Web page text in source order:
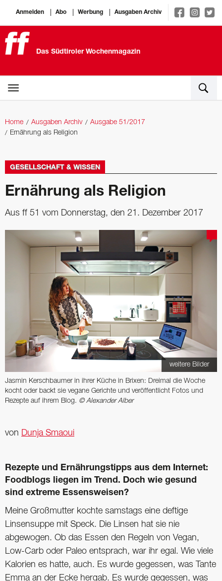
Anmelden Abo Werbung Ausgaben Archiv
Das Südtiroler Wochenmagazin
Home Ausgaben Archiv
Ausgabe 51/2017
Ernährung als Religion
GESELLSCHAFT & WISSEN
Ernährung als Religion
Aus ff 51 vom Donnerstag, den 21. Dezember 2017
weitere Bilder
Jasmin Kerschbaumer in ihrer Küche in Brixen: Dreimal die Woche
kocht oder backt sie vegane Gerichte und veröffentlicht Fotos und
Rezepte auf ihrem Blog. © Alexander Alber
von Dunja Smaoui
Rezepte und Ernährungstipps aus dem Internet:
Foodblogs liegen im Trend. Doch wie gesund
sind extreme Essensweisen?
Meine Großmutter kochte samstags eine deftige
Linsensuppe mit Speck. Die Linsen hat sie nie
abgewogen. Ob das Essen den Regeln von Vegan,
Low-Carb oder Paleo entsprach, war ihr egal. Wie viele
Kalorien es hatte, auch. Es wurde gegessen, was Tante
Emma an der Ecke hergab. Es wurde gegessen, was